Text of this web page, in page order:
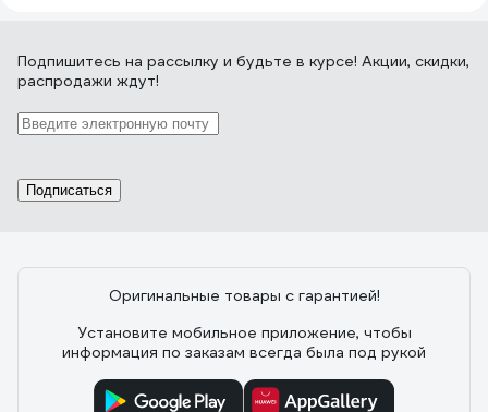
Подпишитесь на рассылку и будьте в курсе! Акции, скидки,
распродажи ждут!
Подписаться
Оригинальные товары с гарантией!
Установите мобильное приложение, чтобы
информация по заказам всегда была под рукой